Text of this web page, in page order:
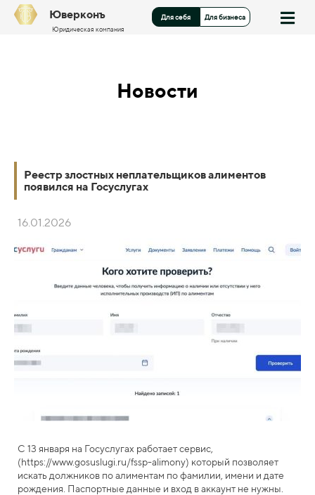
Юверконъ
Юридическая компания
Для себя Для бизнеса
Новости
Реестр злостных неплательщиков алиментов
появился на Госуслугах
16.01.2026
С 13 января на Госуслугах работает сервис,
(https://www.gosuslugi.ru/fssp-alimony) который позволяет
искать должников по алиментам по фамилии, имени и дате
рождения. Паспортные данные и вход в аккаунт не нужны.